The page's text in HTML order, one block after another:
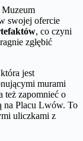
swojej ofercie
, co czyni
zgłębić
jest
murami
też zapomnieć o
na Placu Lwów. To
uliczkami z